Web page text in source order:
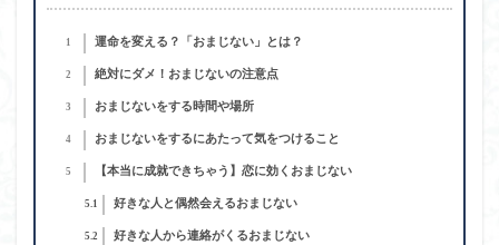
1 運命を変える？「おまじない」とは？
2 絶対にダメ！おまじないの注意点
3 おまじないをする時間や場所
4 おまじないをするにあたって気をつけること
5 【本当に成就できちゃう】恋に効くおまじない
5.1 好きな人と偶然会えるおまじない
5.2 好きな人から連絡がくるおまじない